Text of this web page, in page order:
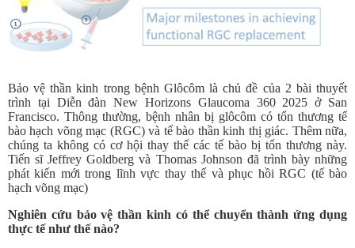
Bảo vệ thần kinh trong bệnh Glôcôm là chủ đề của 2 bài thuyết
trình tại Diễn đàn New Horizons Glaucoma 360 2025 ở San
Francisco. Thông thường, bệnh nhân bị glôcôm có tổn thương tế
bào hạch võng mạc (RGC) và tế bào thần kinh thị giác. Thêm nữa,
chúng ta không có cơ hội thay thế các tế bào bị tổn thương này.
Tiến sĩ Jeffrey Goldberg và Thomas Johnson đã trình bày những
phát kiến mới trong lĩnh vực thay thế và phục hồi RGC (tế bào
hạch võng mạc)
Nghiên cứu bảo vệ thần kinh có thể chuyển thành ứng dụng
thực tế như thế nào?